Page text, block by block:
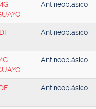
Antineoplásico
Antineoplásico
Antineoplásico
Antineoplásico